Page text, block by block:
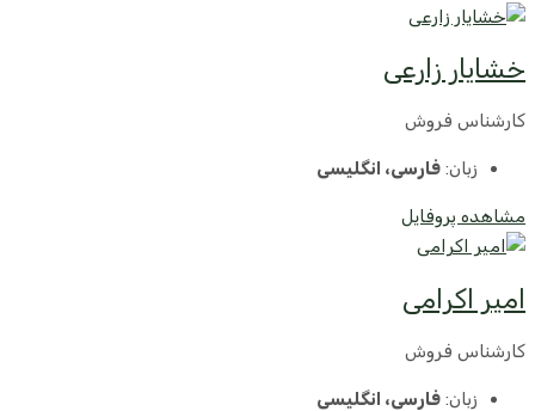
خشایار زارعی
کارشناس فروش
زبان: فارسی، انگلیسی
مشاهده پروفایل
امیر اکرامی
کارشناس فروش
زبان: فارسی، انگلیسی